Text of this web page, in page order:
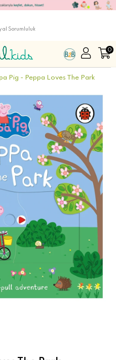
Sorumluluk
0
Pig - Peppa Loves The Park